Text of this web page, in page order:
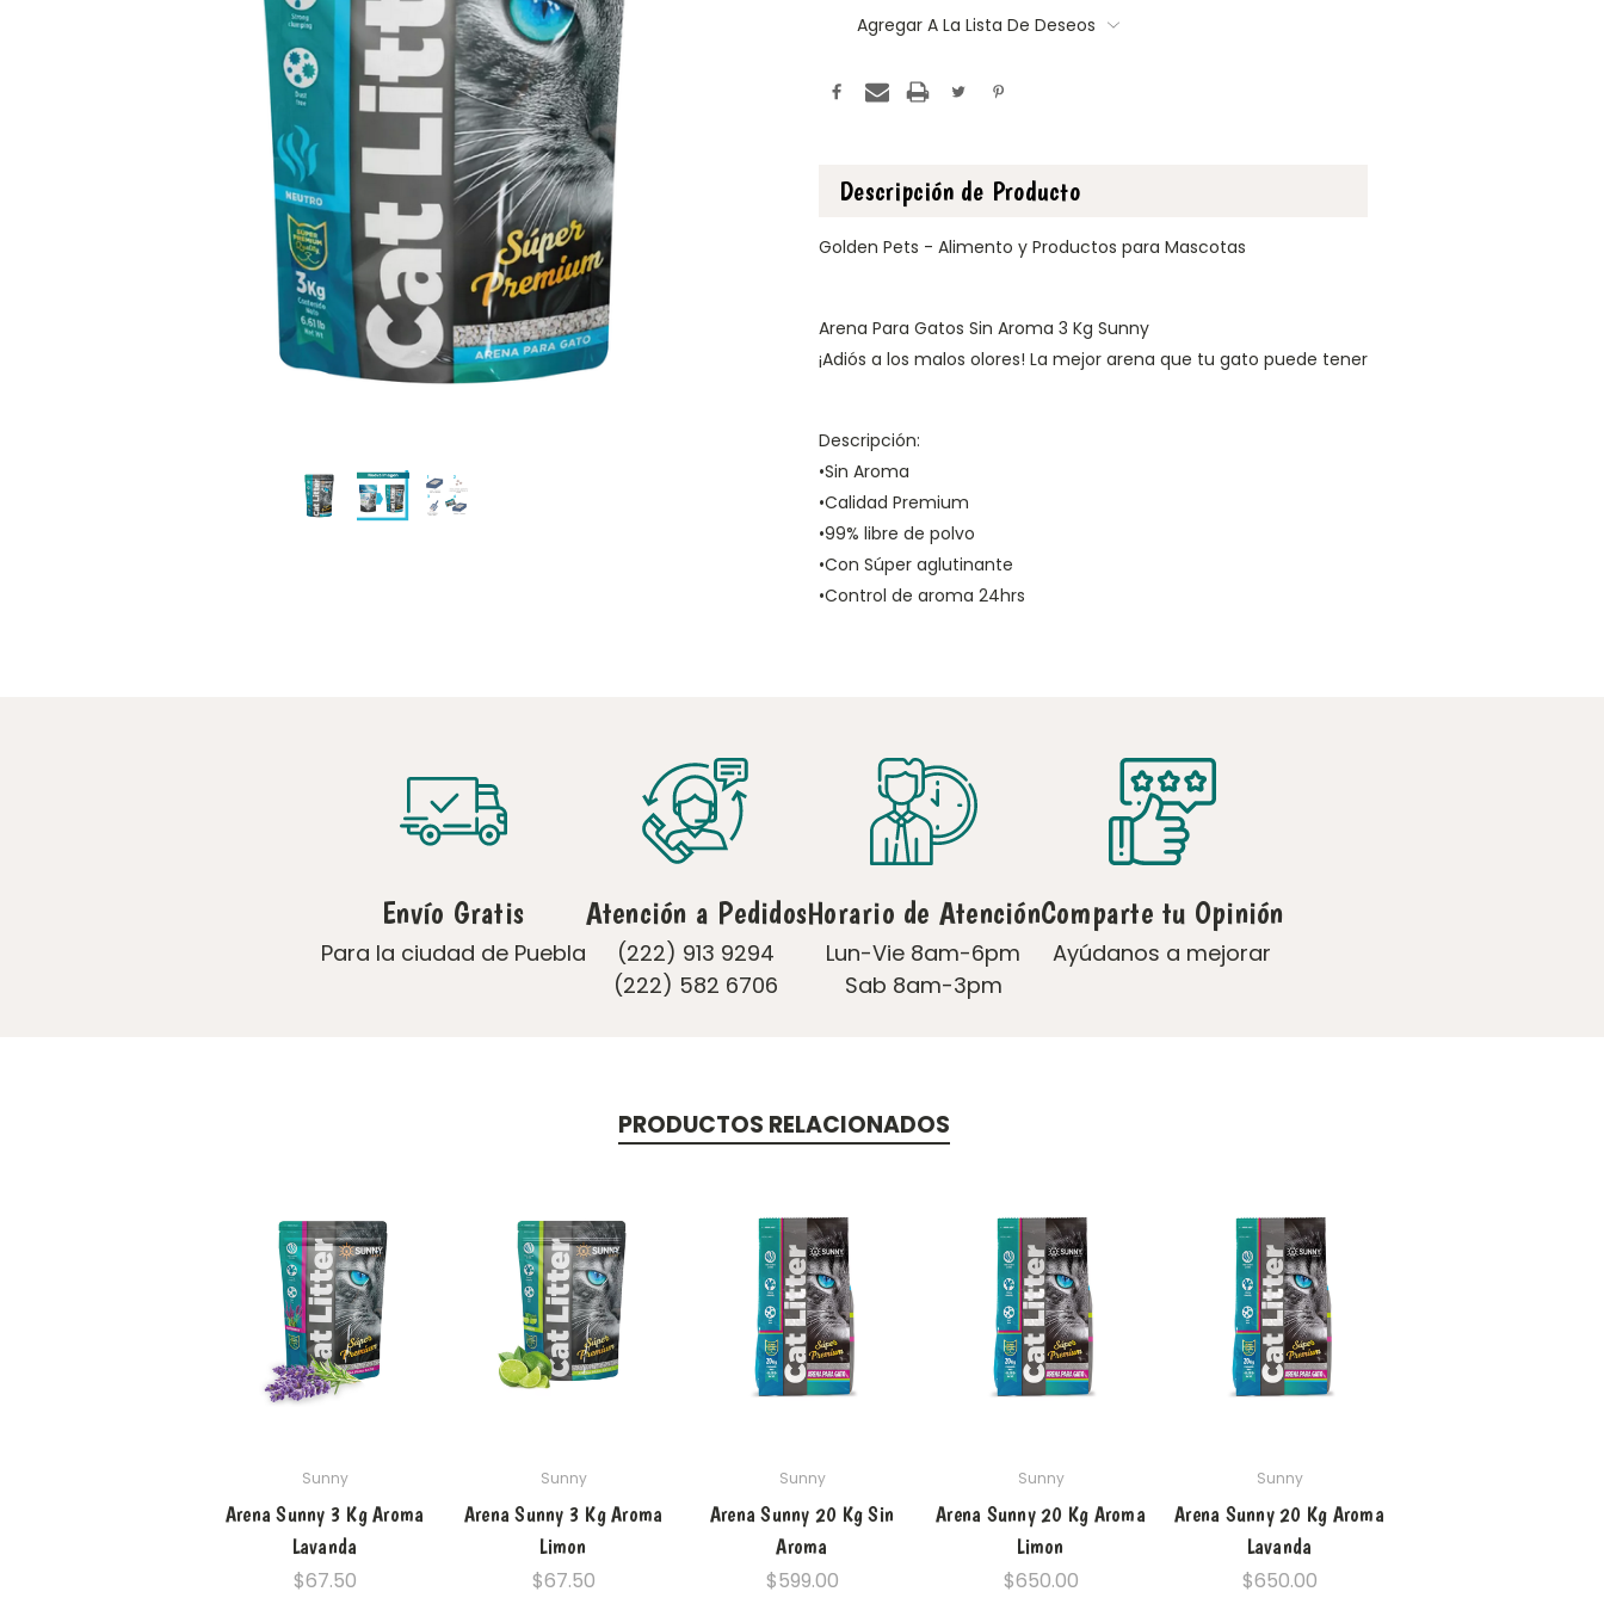
Agregar A La Lista De Deseos
Descripción de Producto
Golden Pets - Alimento y Productos para Mascotas
Arena Para Gatos Sin Aroma 3 Kg Sunny
¡Adiós a los malos olores! La mejor arena que tu gato puede tener
Descripción:
•Sin Aroma
•Calidad Premium
•99% libre de polvo
•Con Súper aglutinante
•Control de aroma 24hrs
Envío Gratis
Para la ciudad de Puebla
Atención a Pedidos
(222) 913 9294
(222) 582 6706
Horario de Atención
Lun-Vie 8am-6pm
Sab 8am-3pm
Comparte tu Opinión
Ayúdanos a mejorar
PRODUCTOS RELACIONADOS
Sunny
Arena Sunny 3 Kg Aroma
Lavanda
$67.50
Sunny
Arena Sunny 3 Kg Aroma
Limon
$67.50
Sunny
Arena Sunny 20 Kg Sin
Aroma
$599.00
Sunny
Arena Sunny 20 Kg Aroma
Limon
$650.00
Sunny
Arena Sunny 20 Kg Aroma
Lavanda
$650.00